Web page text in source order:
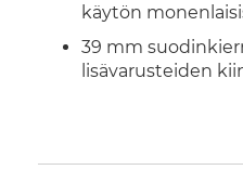
käytön
39 mm
lisävarusteiden